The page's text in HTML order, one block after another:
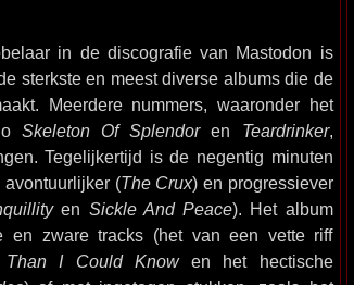
in de discografie van Mastodon is
sterkste en meest diverse albums die de
Meerdere nummers, waaronder het
Skeleton Of Splendoren Teardrinker,
Tegelijkertijd is de negentig minuten
(The Crux) en progressiever
en Sickle And Peace). Het album
en zware tracks (het van een vette riff
Than I Could Knowen het hectische